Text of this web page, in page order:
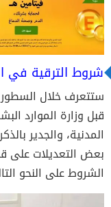
شروط الترقية في
ستتعرف خلال
قبل وزارة الموارد
المدنية، والجدير
بعض التعديلات على
الشروط على النحو